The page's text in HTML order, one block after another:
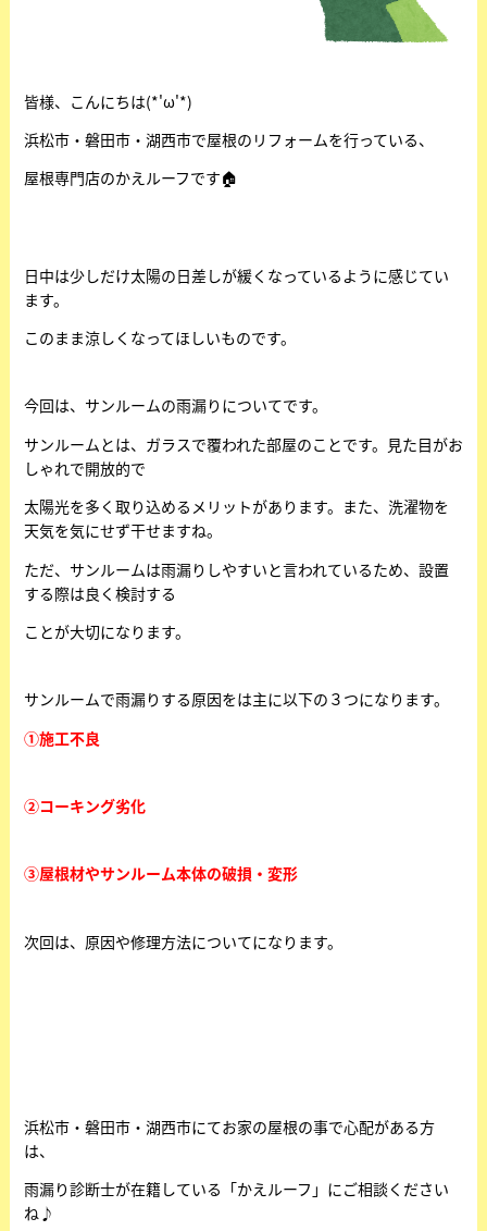
皆様、こんにちは(*'ω'*)
浜松市・磐田市・湖西市で屋根のリフォームを行っている、
屋根専門店のかえルーフです🏠
日中は少しだけ太陽の日差しが緩くなっているように感じてい
ます。
このまま涼しくなってほしいものです。
今回は、サンルームの雨漏りについてです。
サンルームとは、ガラスで覆われた部屋のことです。見た目がお
しゃれで開放的で
太陽光を多く取り込めるメリットがあります。また、洗濯物を
天気を気にせず干せますね。
ただ、サンルームは雨漏りしやすいと言われているため、設置
する際は良く検討する
ことが大切になります。
サンルームで雨漏りする原因をは主に以下の３つになります。
①施工不良
②コーキング劣化
③屋根材やサンルーム本体の破損・変形
次回は、原因や修理方法についてになります。
浜松市・磐田市・湖西市にてお家の屋根の事で心配がある方
は、
雨漏り診断士が在籍している「かえルーフ」にご相談ください
ね♪